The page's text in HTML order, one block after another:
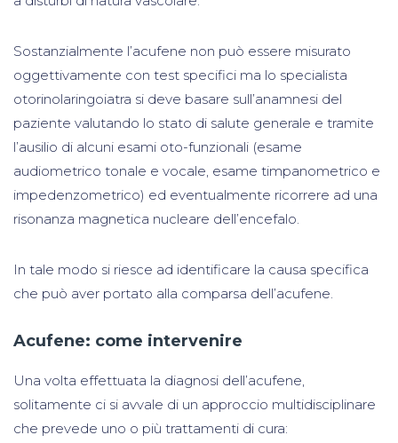
Sostanzialmente l’acufene non può essere misurato
oggettivamente con test specifici ma lo specialista
otorinolaringoiatra si deve basare sull’anamnesi del
paziente valutando lo stato di salute generale e tramite
l’ausilio di alcuni esami oto-funzionali (esame
audiometrico tonale e vocale, esame timpanometrico e
impedenzometrico) ed eventualmente ricorrere ad una
risonanza magnetica nucleare dell’encefalo.
In tale modo si riesce ad identificare la causa specifica
che può aver portato alla comparsa dell’acufene.
Acufene: come intervenire
Una volta effettuata la diagnosi dell’acufene,
solitamente ci si avvale di un approccio multidisciplinare
che prevede uno o più trattamenti di cura: